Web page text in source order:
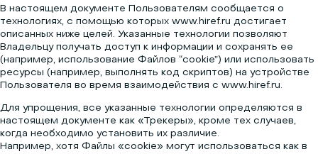
В настоящем документе Пользователям сообщается о
технологиях, с помощью которых www.hiref.ru достигает
описанных ниже целей. Указанные технологии позволяют
Владельцу получать доступ к информации и сохранять ее
(например, использование Файлов “cookie”) или использовать
ресурсы (например, выполнять код скриптов) на устройстве
Пользователя во время взаимодействия с www.hiref.ru.
Для упрощения, все указанные технологии определяются в
настоящем документе как «Трекеры», кроме тех случаев,
когда необходимо установить их различие.
Например, хотя Файлы «cookie» могут использоваться как в